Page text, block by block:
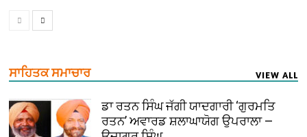
ਸਾਹਿਤਕ ਸਮਾਚਾਰ VIEW ALL
ਡਾ ਰਤਨ ਸਿੰਘ ਜੱਗੀ ਯਾਦਗਾਰੀ ‘ਗੁਰਮਤਿ
ਰਤਨ’ ਅਵਾਰਡ ਸ਼ਲਾਘਾਯੋਗ ਉਪਰਾਲਾ —